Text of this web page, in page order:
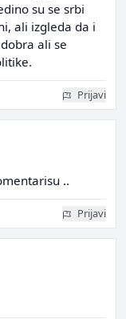
su se srbi
ali izgleda da i
ali se
Prijavi
..
Prijavi